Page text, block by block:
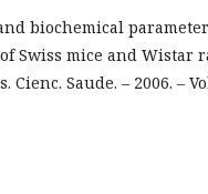
biochemical parameter
Swiss mice and Wistar
Cienc. Saude. – 2006. –